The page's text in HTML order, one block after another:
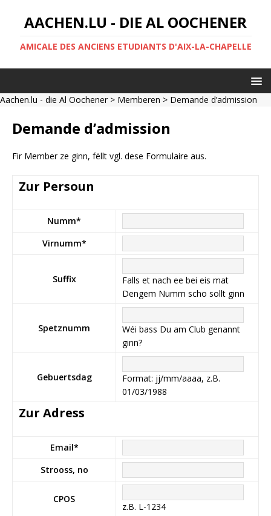
AACHEN.LU - DIE AL OOCHENER
AMICALE DES ANCIENS ETUDIANTS D'AIX-LA-CHAPELLE
Aachen.lu - die Al Oochener> Memberen > Demande d’admission
Demande d’admission
Fir Member ze ginn, fëllt vgl. dese Formulaire aus.
Zur Persoun
Numm*
Virnumm*
Suffix
Falls et nach ee bei eis mat
Dengem Numm scho sollt ginn
Spetznumm
Wéi bass Du am Club genannt
ginn?
Gebuertsdag
Format: jj/mm/aaaa, z.B.
01/03/1988
Zur Adress
Email*
Strooss, no
CPOS
z.B. L-1234